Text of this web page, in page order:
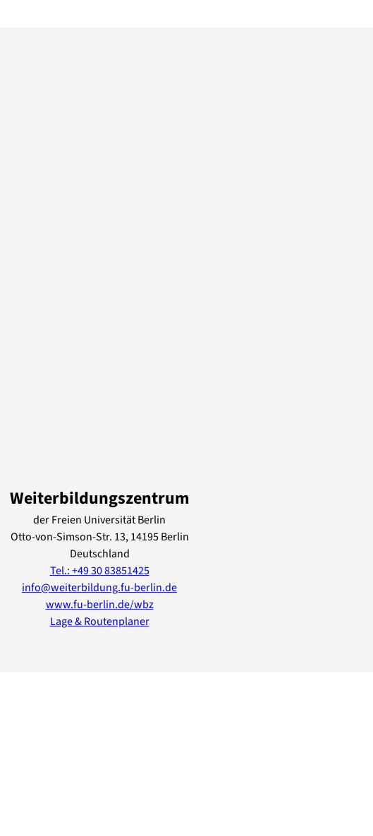
Weiterbildungszentrum
der Freien Universität Berlin
Otto-von-Simson-Str. 13, 14195Berlin
Deutschland
Tel.: +49 30 83851425
info@weiterbildung.fu-berlin.de
www.fu-berlin.de/wbz
Lage & Routenplaner